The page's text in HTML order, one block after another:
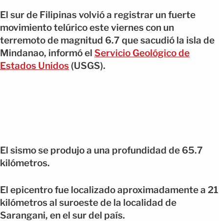
El sur de Filipinas volvió a registrar un fuerte
movimiento telúrico este viernes con un
terremoto de magnitud 6.7 que sacudió la isla de
Mindanao, informó el Servicio Geológico de
Estados Unidos (USGS).
El sismo se produjo a una profundidad de 65.7
kilómetros.
El epicentro fue localizado aproximadamente a 21
kilómetros al suroeste de la localidad de
Sarangani, en el sur del país.